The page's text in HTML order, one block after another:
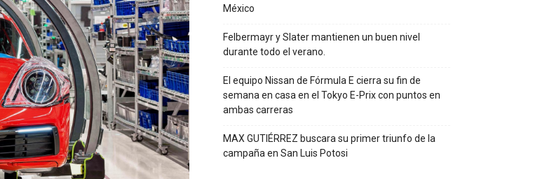
México
Felbermayr y Slater mantienen un buen nivel
durante todo el verano.
El equipo Nissan de Fórmula E cierra su fin de
semana en casa en el Tokyo E-Prix con puntos en
ambas carreras
MAX GUTIÉRREZ buscara su primer triunfo de la
campaña en San Luis Potosi